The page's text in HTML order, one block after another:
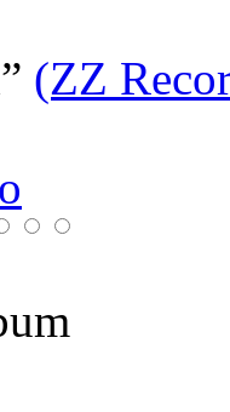
(ZZ